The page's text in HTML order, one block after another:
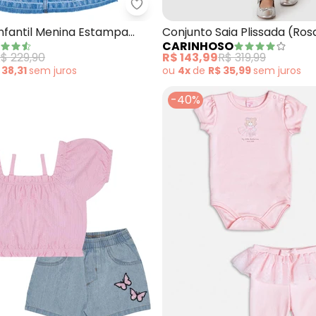
Blusa Bermuda RosaMilon - Conjunto Infantil Menina
Menina Estampa
229,90
sem juros
Conjunto Saia Plissada
CARINHOSO
R$ 143,99R$ 319,99
ou 4xde R$ 35,99sem juros
-40%